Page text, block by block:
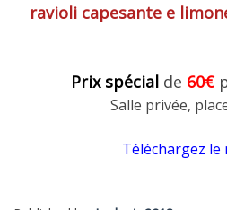
ravioli capesante e
Prix spécial de 60€
Salle privée,
Téléchargez le